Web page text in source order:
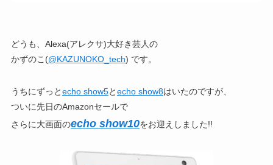
どうも、Alexa(アレクサ)大好き芸人の
かずのこ(@KAZUNOKO_tech) です。
うちにずっとecho show5とecho show8はいたのですが、
ついに先日のAmazonセールで
さらに大画面のecho show10をお迎えしました!!